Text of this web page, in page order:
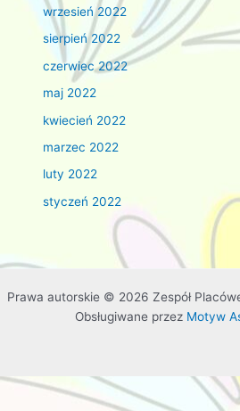
wrzesień 2022
sierpień 2022
czerwiec 2022
maj 2022
kwiecień 2022
marzec 2022
luty 2022
styczeń 2022
Prawa autorskie © 2026 Zespół
Obsługiwane przez Motyw